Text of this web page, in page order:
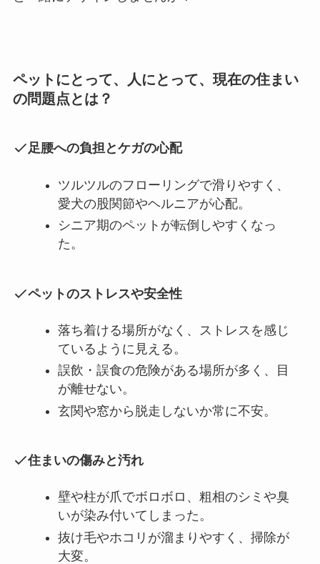
ペットにとって、人にとって、現在の住まい
の問題点とは？
足腰への負担とケガの心配
ツルツルのフローリングで滑りやすく、
愛犬の股関節やヘルニアが心配。
シニア期のペットが転倒しやすくなっ
た。
ペットのストレスや安全性
落ち着ける場所がなく、ストレスを感じ
ているように見える。
誤飲・誤食の危険がある場所が多く、目
が離せない。
玄関や窓から脱走しないか常に不安。
住まいの傷みと汚れ
壁や柱が爪でボロボロ、粗相のシミや臭
いが染み付いてしまった。
抜け毛やホコリが溜まりやすく、掃除が
大変。